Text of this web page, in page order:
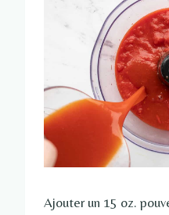
Ajouter un 15 oz.